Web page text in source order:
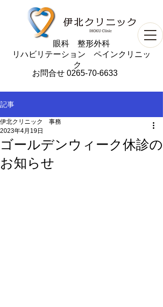
お問合せ 0265-70-6633
​眼科 整形外科
リハビリテーション ペインクリニッ
ク
記事
ゴールデンウィーク休診の
お知らせ
伊北クリニック 事務
2023年4月19日